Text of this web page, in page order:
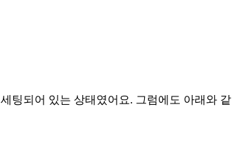
팅되어 있는 상태였어요. 그럼에도 아래와 같